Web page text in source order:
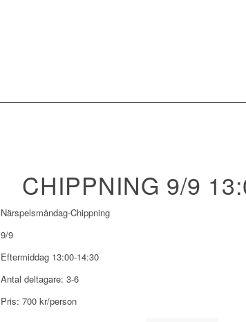
CHIPPNING 9/9
Närspelsmåndag-Chippning
9/9
Eftermiddag 13:00-14:30
Antal deltagare: 3-6
Pris: 700 kr/person